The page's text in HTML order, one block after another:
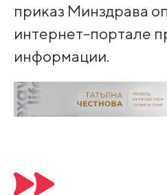
приказ Минздрава
интернет-портале
информации.